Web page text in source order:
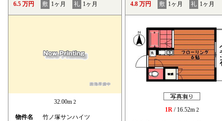
6.5 万円 敷 1ヶ月 礼 1ヶ月
32.00m 2
物件名
竹ノ塚サンハイツ
4.8 万円 敷 1ヶ月 礼 1ヶ月
1R/ 16.52m 2